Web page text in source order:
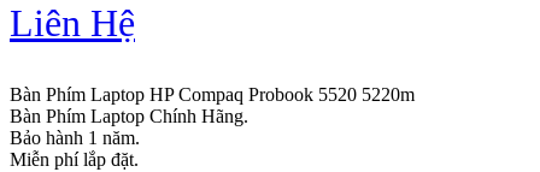
Liên Hệ
Bàn Phím Laptop HP Compaq Probook 5520 5220m
Bàn Phím Laptop Chính Hãng.
Bảo hành 1 năm.
Miễn phí lắp đặt.